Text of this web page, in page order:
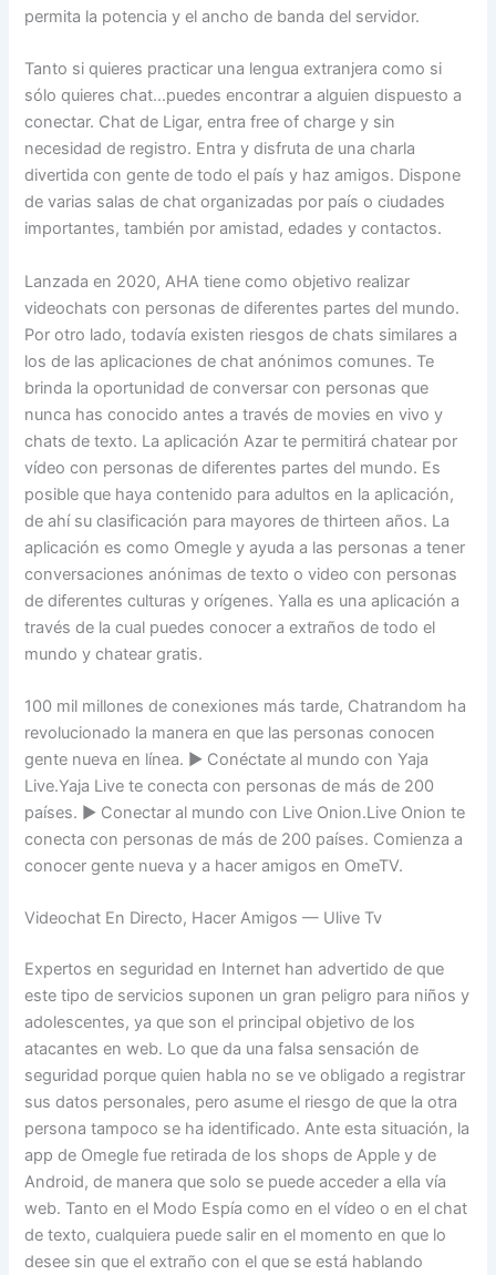
permita la potencia y el ancho de banda del servidor.
Tanto si quieres practicar una lengua extranjera como si
sólo quieres chat…puedes encontrar a alguien dispuesto a
conectar. Chat de Ligar, entra free of charge y sin
necesidad de registro. Entra y disfruta de una charla
divertida con gente de todo el país y haz amigos. Dispone
de varias salas de chat organizadas por país o ciudades
importantes, también por amistad, edades y contactos.
Lanzada en 2020, AHA tiene como objetivo realizar
videochats con personas de diferentes partes del mundo.
Por otro lado, todavía existen riesgos de chats similares a
los de las aplicaciones de chat anónimos comunes. Te
brinda la oportunidad de conversar con personas que
nunca has conocido antes a través de movies en vivo y
chats de texto. La aplicación Azar te permitirá chatear por
vídeo con personas de diferentes partes del mundo. Es
posible que haya contenido para adultos en la aplicación,
de ahí su clasificación para mayores de thirteen años. La
aplicación es como Omegle y ayuda a las personas a tener
conversaciones anónimas de texto o video con personas
de diferentes culturas y orígenes. Yalla es una aplicación a
través de la cual puedes conocer a extraños de todo el
mundo y chatear gratis.
100 mil millones de conexiones más tarde, Chatrandom ha
revolucionado la manera en que las personas conocen
gente nueva en línea. ▶ Conéctate al mundo con Yaja
Live.Yaja Live te conecta con personas de más de 200
países. ▶ Conectar al mundo con Live Onion.Live Onion te
conecta con personas de más de 200 países. Comienza a
conocer gente nueva y a hacer amigos en OmeTV.
Videochat En Directo, Hacer Amigos — Ulive Tv
Expertos en seguridad en Internet han advertido de que
este tipo de servicios suponen un gran peligro para niños y
adolescentes, ya que son el principal objetivo de los
atacantes en web. Lo que da una falsa sensación de
seguridad porque quien habla no se ve obligado a registrar
sus datos personales, pero asume el riesgo de que la otra
persona tampoco se ha identificado. Ante esta situación, la
app de Omegle fue retirada de los shops de Apple y de
Android, de manera que solo se puede acceder a ella vía
web. Tanto en el Modo Espía como en el vídeo o en el chat
de texto, cualquiera puede salir en el momento en que lo
desee sin que el extraño con el que se está hablando